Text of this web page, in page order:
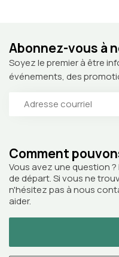
Comment
Vous avez une question
de départ. Si vous ne
n'hésitez pas à nous
aider.
Abonnez-vous à
Soyez le premier à être
événements, des